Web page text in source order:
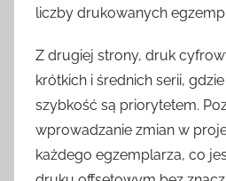
liczby drukowanych
Z drugiej strony, druk
krótkich i średnich serii,
szybkość są priorytetem.
wprowadzanie zmian w
każdego egzemplarza, co